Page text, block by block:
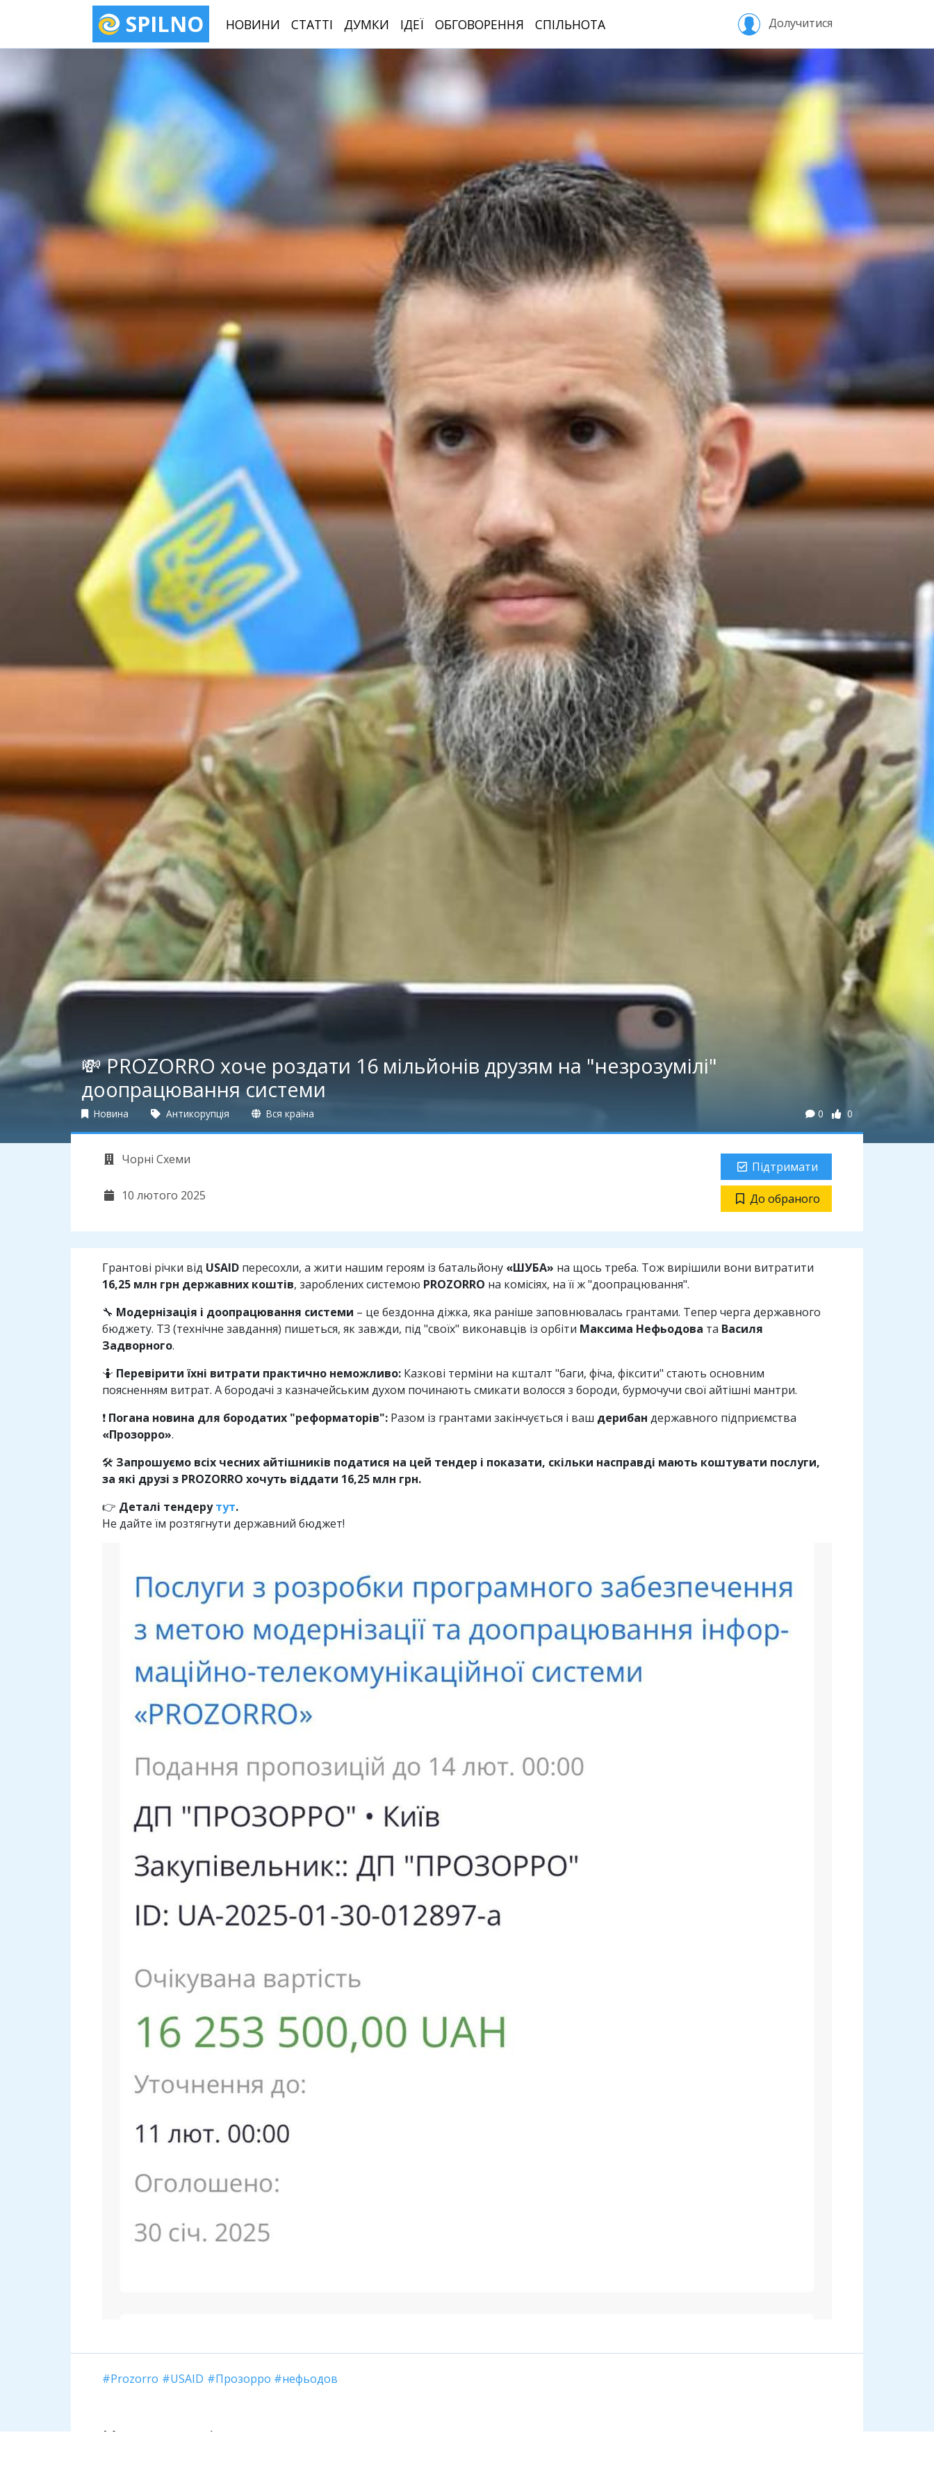
SPILNO НОВИНИ СТАТТІ ДУМКИ ІДЕЇ ОБГОВОРЕННЯ СПІЛЬНОТА Долучитися
💸 PROZORRO хоче роздати 16 мільйонів друзям на "незрозумілі"
доопрацювання системи
Новина Антикорупція Вся країна 0 0
Чорні Схеми
10 лютого 2025
Підтримати
До обраного
Грантові річки від USAID пересохли, а жити нашим героям із батальйону «ШУБА» на щось треба. Тож вирішили вони витратити
16,25 млн грн державних коштів, зароблених системою PROZORRO на комісіях, на її ж "доопрацювання".
🔧 Модернізація і доопрацювання системи – це бездонна діжка, яка раніше заповнювалась грантами. Тепер черга державного
бюджету. ТЗ (технічне завдання) пишеться, як завжди, під "своїх" виконавців із орбіти Максима Нефьодова та Василя
Задворного.
🤷 Перевірити їхні витрати практично неможливо: Казкові терміни на кшталт "баги, фіча, фіксити" стають основним
поясненням витрат. А бородачі з казначейським духом починають смикати волосся з бороди, бурмочучи свої айтішні мантри.
❗️ Погана новина для бородатих "реформаторів": Разом із грантами закінчується і ваш дерибан державного підприємства
«Прозорро».
🛠 Запрошуємо всіх чесних айтішників податися на цей тендер і показати, скільки насправді мають коштувати послуги,
за які друзі з PROZORRO хочуть віддати 16,25 млн грн.
👉 Деталі тендерутут.
Не дайте їм розтягнути державний бюджет!
Prozorro USAID Прозорро нефьодов
Коментарі